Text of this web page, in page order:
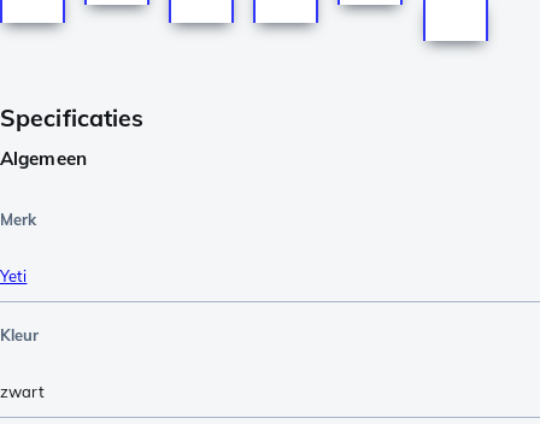
Specificaties
Algemeen
Merk
Yeti
Kleur
zwart